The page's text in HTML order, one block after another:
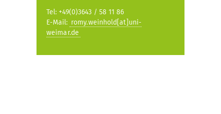
Tel: +49(0)3643 / 58 11 86
E-Mail: romy.weinhold[at]uni-
weimar.de